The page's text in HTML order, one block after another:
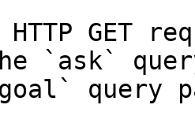
HTTP GET
`ask`
query